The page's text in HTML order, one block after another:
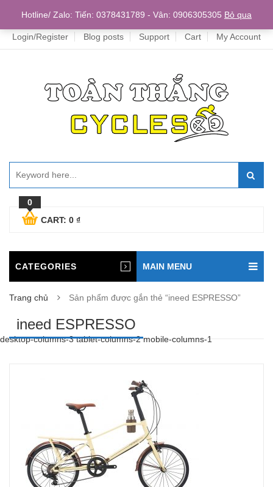
Home
Login/Register Blog posts Support Cart My Account
0
CART: 0 ₫
CATEGORIES MAIN MENU
Trang chủ Sản phẩm được gắn thẻ “ineed ESPRESSO”
ineed ESPRESSO
desktop-columns-3 tablet-columns-2 mobile-columns-1
Hotline/ Zalo: Tiến: 0378431789 - Vân: 0906305305 Bỏ qua